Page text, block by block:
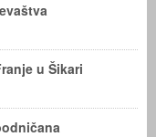
u Šikari